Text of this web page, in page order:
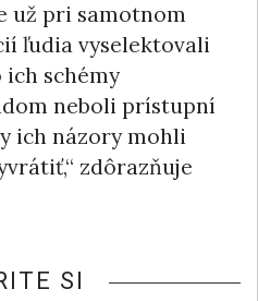
už pri samotnom
ľudia vyselektovali
schémy
neboli prístupní
ich názory mohli
zdôrazňuje
SI